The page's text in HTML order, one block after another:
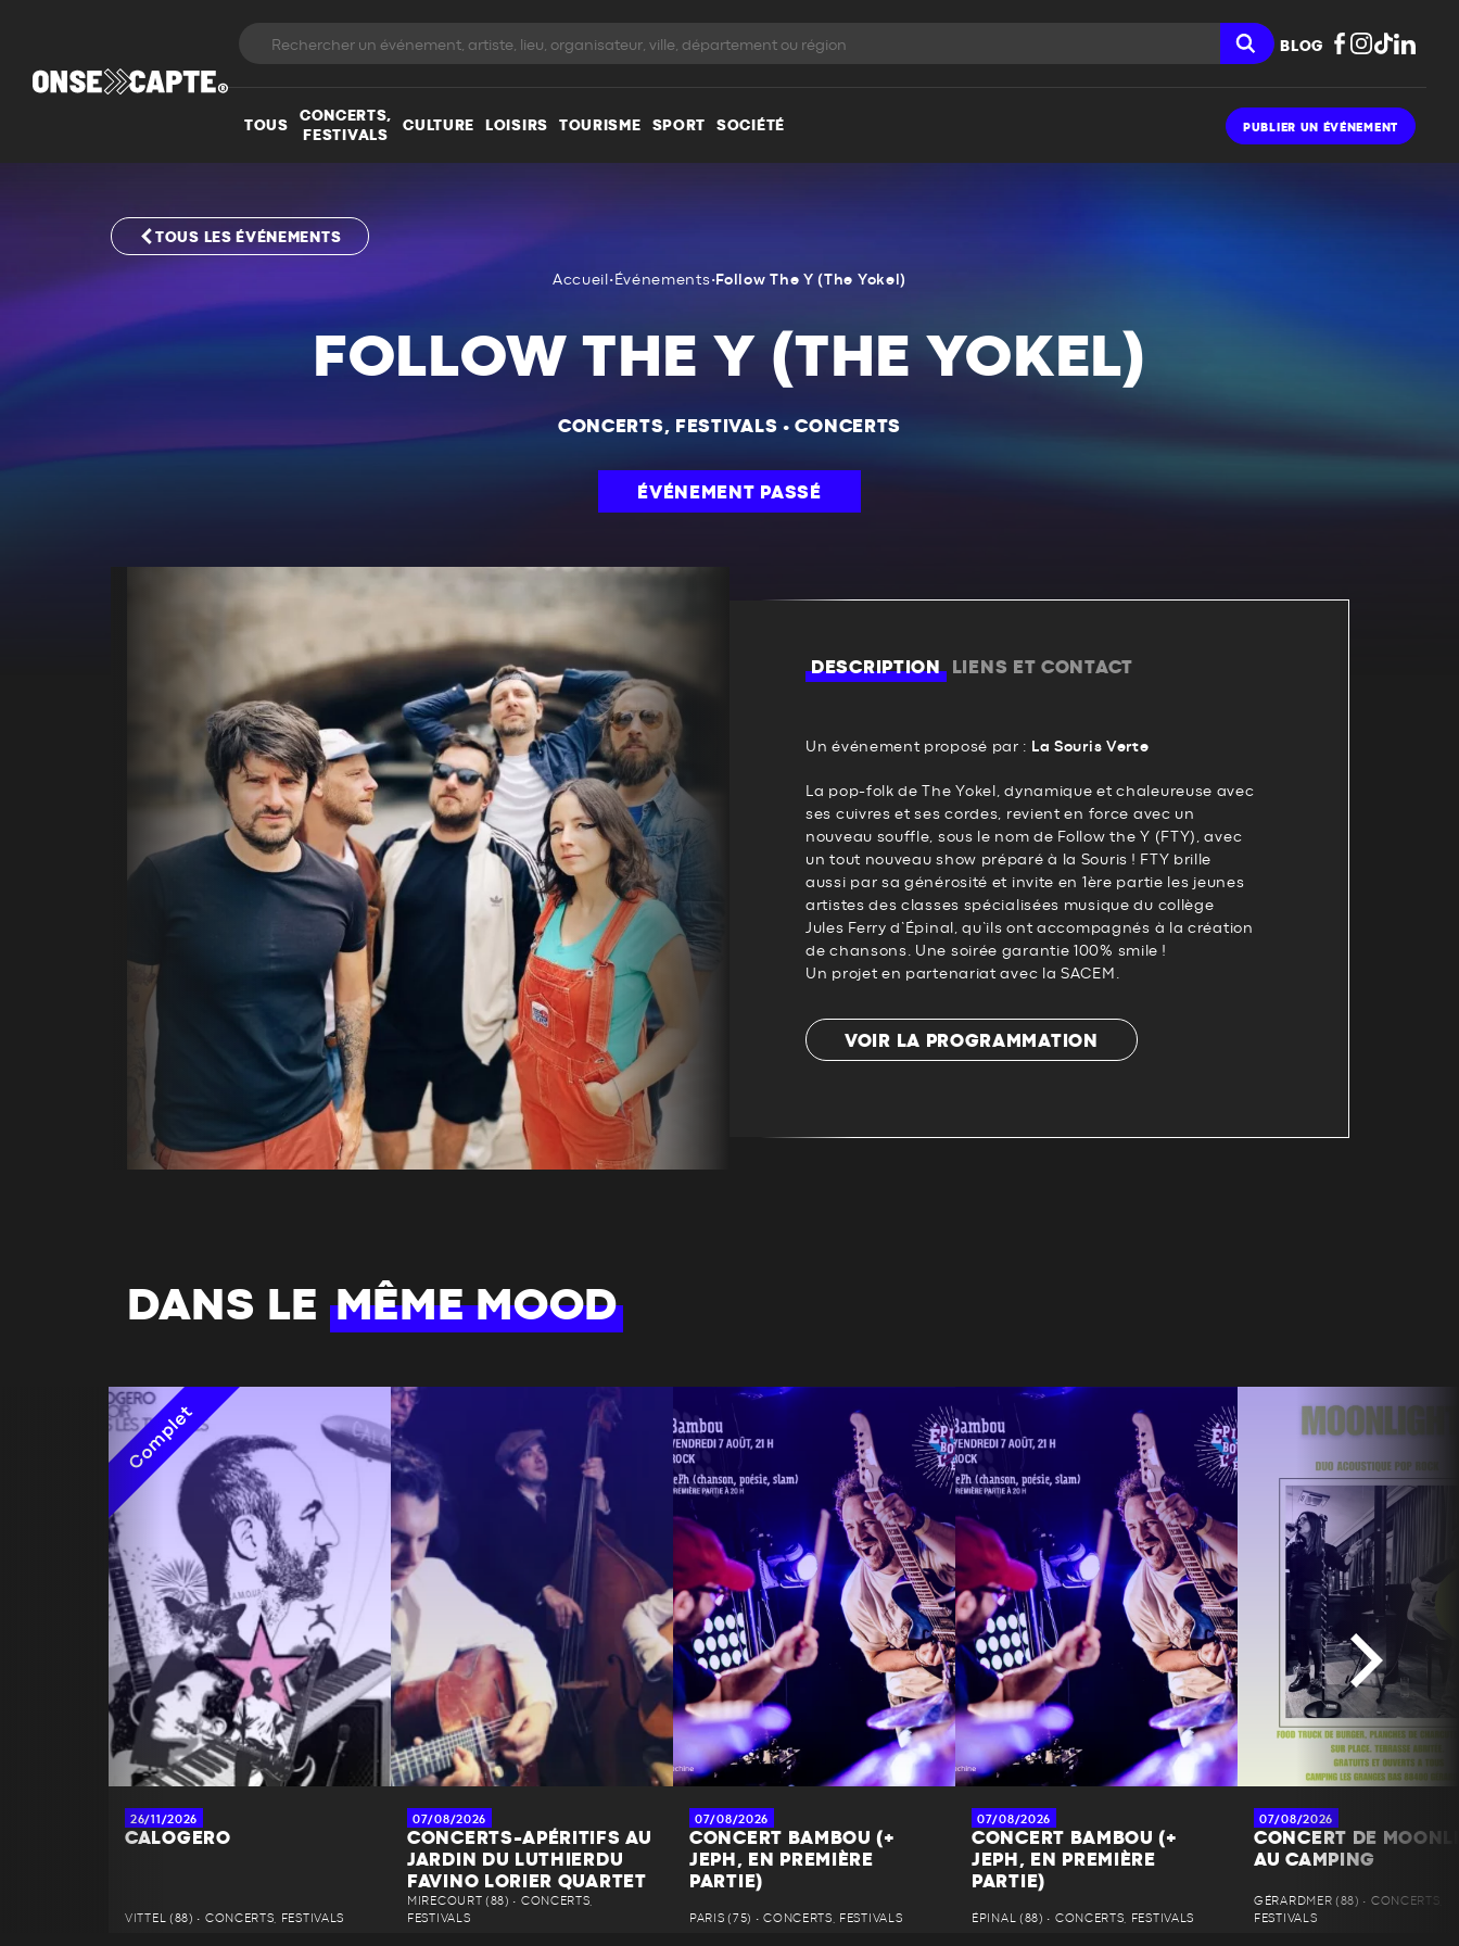
BLOG
TOUS
CONCERTS,
FESTIVALS
CULTURE LOISIRS TOURISME SPORT SOCIÉTÉ PUBLIER UN ÉVÉNEMENT
TOUS LES ÉVÉNEMENTS
Accueil • Événements•Follow The Y (The Yokel)
FOLLOW THE Y (THE YOKEL)
CONCERTS, FESTIVALS •CONCERTS
ÉVÉNEMENT PASSÉ
DESCRIPTION LIENS ET CONTACT
Un événement proposé par : La Souris Verte
La pop-folk de The Yokel, dynamique et chaleureuse avec
ses cuivres et ses cordes, revient en force avec un
nouveau souffle, sous le nom de Follow the Y (FTY), avec
un tout nouveau show préparé à la Souris ! FTY brille
aussi par sa générosité et invite en 1ère partie les jeunes
artistes des classes spécialisées musique du collège
Jules Ferry d’Épinal, qu’ils ont accompagnés à la création
de chansons. Une soirée garantie 100% smile !
Un projet en partenariat avec la SACEM.
VOIR LA PROGRAMMATION
DANS LE MÊME MOOD
Complet
26/11/2026
CALOGERO
VITTEL (88) • CONCERTS, FESTIVALS
07/08/2026
CONCERTS-APÉRITIFS AU
JARDIN DU LUTHIERDU
FAVINO LORIER QUARTET
MIRECOURT (88) • CONCERTS,
FESTIVALS
07/08/2026
CONCERT BAMBOU (+
JEPH, EN PREMIÈRE
PARTIE)
PARIS (75) • CONCERTS, FESTIVALS
07/08/2026
CONCERT BAMBOU (+
JEPH, EN PREMIÈRE
PARTIE)
ÉPINAL (88) • CONCERTS, FESTIVALS
07/08/2026
CONCERT DE
AU CAMPING
GÉRARDMER (88) • CONCERTS,
FESTIVALS